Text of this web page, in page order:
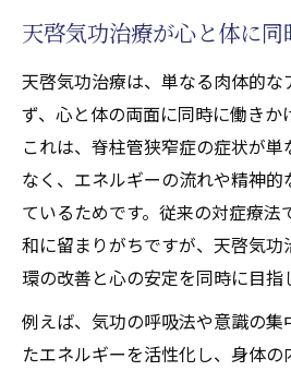
天啓気功治療が心と体に
天啓気功治療は、単なる肉体的な
ず、心と体の両面に同時に働きか
これは、脊柱管狭窄症の症状が
なく、エネルギーの流れや精神的
ているためです。従来の対症療法
和に留まりがちですが、天啓気
環の改善と心の安定を同時に目指
例えば、気功の呼吸法や意識の集
たエネルギーを活性化し、身体